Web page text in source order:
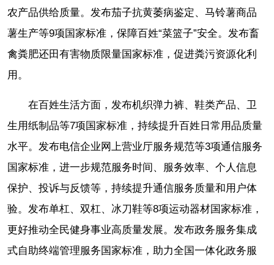
农产品供给质量。发布茄子抗黄萎病鉴定、马铃薯商品
薯生产等9项国家标准，保障百姓“菜篮子”安全。发布畜
禽粪肥还田有害物质限量国家标准，促进粪污资源化利
用。
在百姓生活方面，发布机织弹力裤、鞋类产品、卫
生用纸制品等7项国家标准，持续提升百姓日常用品质量
水平。发布电信企业网上营业厅服务规范等3项通信服务
国家标准，进一步规范服务时间、服务效率、个人信息
保护、投诉与反馈等，持续提升通信服务质量和用户体
验。发布单杠、双杠、冰刀鞋等8项运动器材国家标准，
更好推动全民健身事业高质量发展。发布政务服务集成
式自助终端管理服务国家标准，助力全国一体化政务服